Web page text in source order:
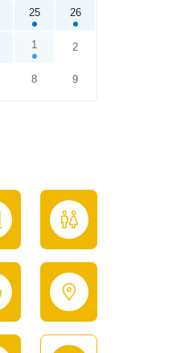
25 26
1 2
8 9